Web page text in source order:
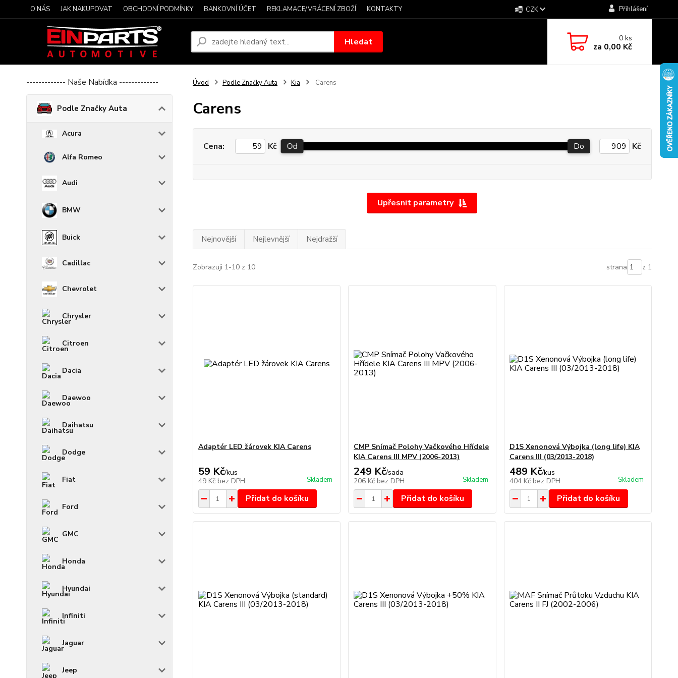
O NÁS JAK NAKUPOVAT OBCHODNÍ PODMÍNKY BANKOVNÍ ÚČET REKLAMACE/VRÁCENÍ ZBOŽÍ KONTAKTY CZK Přihlášení
Hledat 0ks
za 0,00 Kč
------------- Naše Nabídka -------------
Podle Značky Auta
Acura
Alfa Romeo
Audi
BMW
Buick
Cadillac
Chevrolet
Chrysler
Citroen
Dacia
Daewoo
Daihatsu
Dodge
Fiat
Ford
GMC
Honda
Hyundai
Infiniti
Jaguar
Jeep
Úvod Podle Značky Auta Kia Carens
Carens
Upřesnit parametry
Cena: Kč Od Do Kč
Nejnovější Nejlevnější Nejdražší
Zobrazuji 1-10 z 10 strana z 1
Adaptér LED žárovek KIA Carens
59 Kč/kus
49 Kč bez DPH Skladem
Přidat do košíku
CMP Snímač Polohy Vačkového Hřídele
KIA Carens III MPV (2006-2013)
249 Kč/sada
206 Kč bez DPH Skladem
Přidat do košíku
D1S Xenonová Výbojka (long life) KIA
Carens III (03/2013-2018)
489 Kč/kus
404 Kč bez DPH Skladem
Přidat do košíku